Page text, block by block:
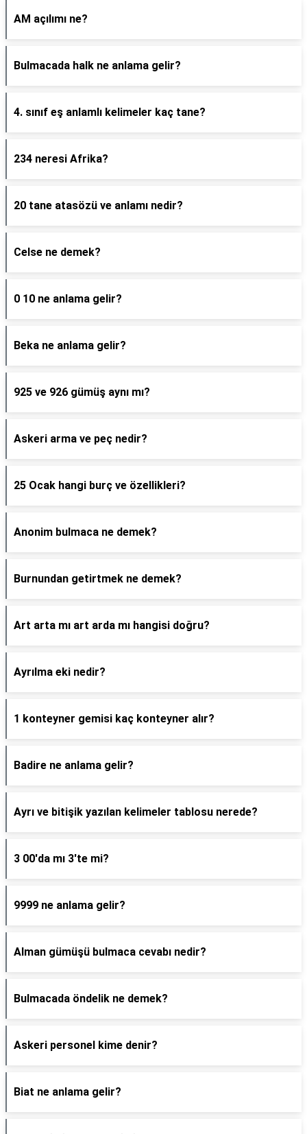
AM açılımı ne?
Bulmacada halk ne anlama gelir?
4. sınıf eş anlamlı kelimeler kaç tane?
234 neresi Afrika?
20 tane atasözü ve anlamı nedir?
Celse ne demek?
0 10 ne anlama gelir?
Beka ne anlama gelir?
925 ve 926 gümüş aynı mı?
Askeri arma ve peç nedir?
25 Ocak hangi burç ve özellikleri?
Anonim bulmaca ne demek?
Burnundan getirtmek ne demek?
Art arta mı art arda mı hangisi doğru?
Ayrılma eki nedir?
1 konteyner gemisi kaç konteyner alır?
Badire ne anlama gelir?
Ayrı ve bitişik yazılan kelimeler tablosu nerede?
3 00'da mı 3'te mi?
9999 ne anlama gelir?
Alman gümüşü bulmaca cevabı nedir?
Bulmacada öndelik ne demek?
Askeri personel kime denir?
Biat ne anlama gelir?